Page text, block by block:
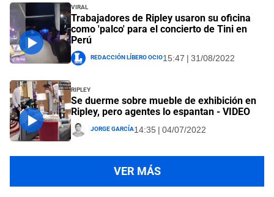
Viral
Trabajadores de Ripley usaron su oficina
como 'palco' para el concierto de Tini en
Perú
Redacción Líbero Ocio15:47 | 31/08/2022
Ripley
Se duerme sobre mueble de exhibición en
Ripley, pero agentes lo espantan - VIDEO
Jorge García14:35 | 04/07/2022
VER MÁS